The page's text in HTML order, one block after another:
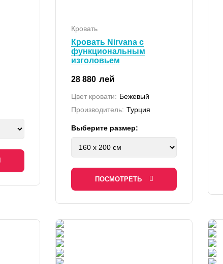
Кровать
Кровать Nirvana с
функциональным
изголовьем
28 880 лей
Цвет кровати: Бежевый
Производитель: Турция
Выберите размер:
ПОСМОТРЕТЬ